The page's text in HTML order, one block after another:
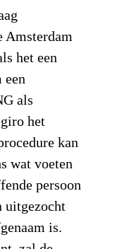
Amsterdam
het een
een
als
het
kan
wat voeten
persoon
uitgezocht
is.